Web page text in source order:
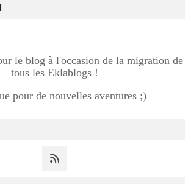
le blog à l'occasion de la migration de
tous les Eklablogs !
pour de nouvelles aventures ;)